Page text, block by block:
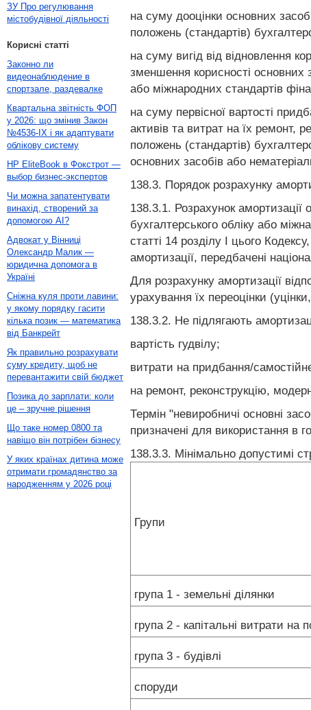
на суму дооцінки основних
положень (стандартів)
на суму вигід від відновлення
зменшення корисності основних
або міжнародних стандартів
на суму первісної вартості
активів та витрат на їх ремонт,
положень (стандартів)
основних засобів або
138.3. Порядок розрахунку
138.3.1. Розрахунок амортизації
бухгалтерського обліку або
статті 14 розділу I цього
амортизації, передбачені
Для розрахунку амортизації
урахування їх переоцінки
138.3.2. Не підлягають
вартість гудвілу;
витрати на придбання/
на ремонт, реконструкцію,
Термін "невиробничі основні
призначені для використання в
138.3.3. Мінімально допустимі
Групи
група 1 - земельні ділянки
група 2 - капітальні витрати на
група 3 - будівлі
споруди
ЗУ Про регулювання
містобудівної діяльності
Корисні статті
Законно ли
видеонаблюдение в
спортзале, раздевалке
Квартальна звітність ФОП
у 2026: що змінив Закон
№4536-IX і як адаптувати
облікову систему
HP EliteBook в Фокстрот —
выбор бизнес-экспертов
Чи можна запатентувати
винахід, створений за
допомогою AI?
Адвокат у Вінниці
Олександр Малик —
юридична допомога в
Україні
Сніжна куля проти лавини:
у якому порядку гасити
кілька позик — математика
від Банкрейт
Як правильно розрахувати
суму кредиту, щоб не
перевантажити свій бюджет
Позика до зарплати: коли
це – зручне рішення
Що таке номер 0800 та
навіщо він потрібен бізнесу
У яких країнах дитина може
отримати громадянство за
народженням у 2026 році